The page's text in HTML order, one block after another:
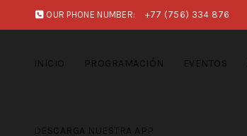
OUR PHONE NUMBER: +77 (756) 334 876
INICIO PROGRAMACIÓN EVENTOS
DESCARGA NUESTRA APP